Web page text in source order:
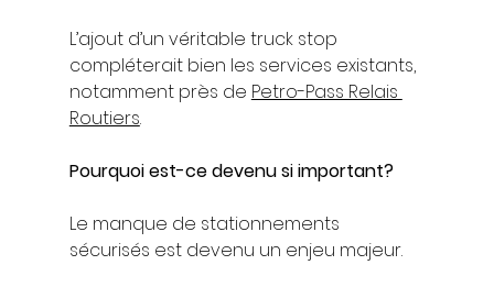
L’ajout d’un véritable truck stop
compléterait bien les services existants,
notamment près de Petro-Pass Relais
Routiers.
Pourquoi est-ce devenu si important?
Le manque de stationnements
sécurisés est devenu un enjeu majeur.